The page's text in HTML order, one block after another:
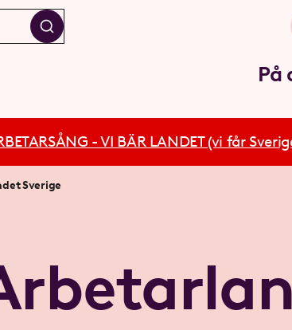
På
- VI BÄR LANDET (vi får
Sverige